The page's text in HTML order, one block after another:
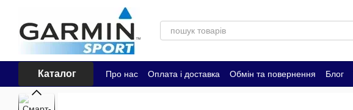
Перейти до основного контенту
Каталог Про нас Оплата і доставка Обмін та повернення Блог